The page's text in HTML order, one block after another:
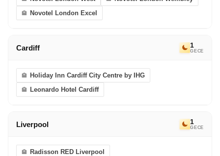
eriyor. Bir sonraki Avrupa Rüyası’nda görüşmek
dileğiyle!
Novotel London Excel
Cardiff 1
GECE
Holiday Inn Cardiff City Centre by IHG
Leonardo Hotel Cardiff
Liverpool 1
GECE
Radisson RED Liverpool